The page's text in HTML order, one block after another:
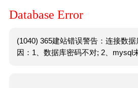
Database Error
(1040) 365建站错误警告：连接数
因：1、数据库密码不对; 2、mysql